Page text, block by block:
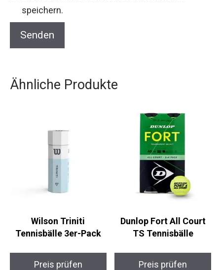
speichern.
Ähnliche Produkte
Wilson Triniti
Tennisbälle 3er-Pack
Preis prüfen
Dunlop Fort All Court
TS Tennisbälle
Preis prüfen